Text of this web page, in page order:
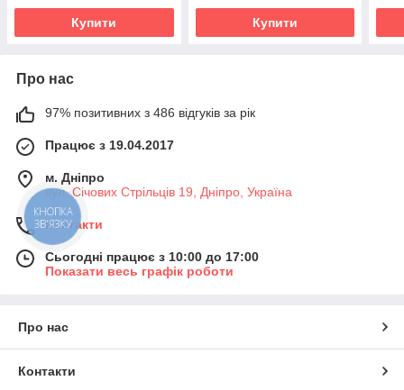
Купити Купити
Про нас
97% позитивних з 486 відгуків за рік
Працює з 19.04.2017
м. Дніпро
вул. Січових Стрільців 19, Дніпро, Україна
Контакти
Сьогодні працює з 10:00 до 17:00
Показати весь графік роботи
Про нас
Контакти
КНОПКА
ЗВ'ЯЗКУ